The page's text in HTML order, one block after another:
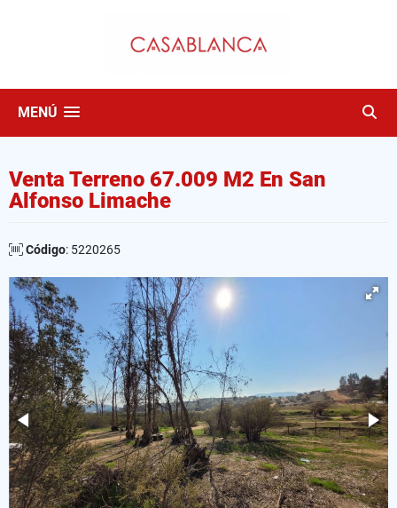
MENÚ
Venta Terreno 67.009 M2 En San
Alfonso Limache
Código: 5220265